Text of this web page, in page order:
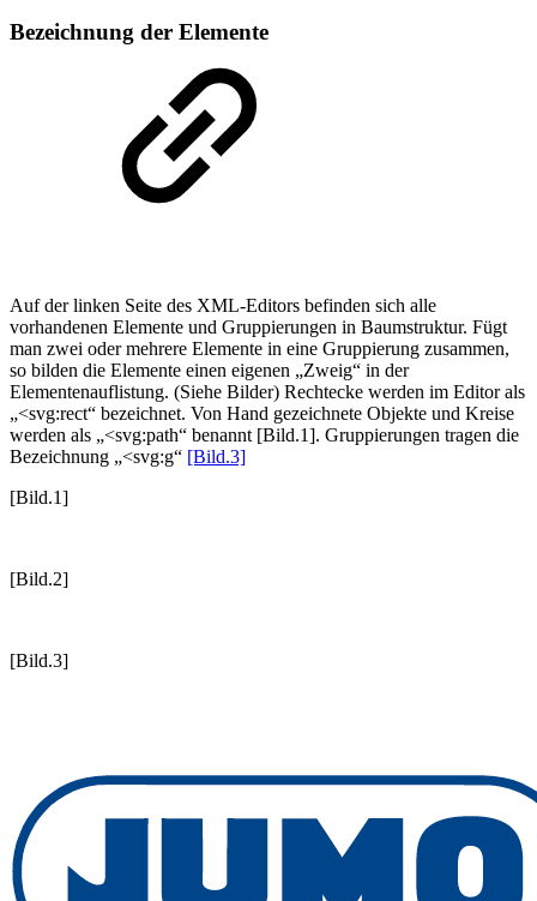
Bezeichnung der Elemente
Auf der linken Seite des XML-Editors befinden sich alle
vorhandenen Elemente und Gruppierungen in Baumstruktur. Fügt
man zwei oder mehrere Elemente in eine Gruppierung zusammen,
so bilden die Elemente einen eigenen „Zweig“ in der
Elementenauflistung. (Siehe Bilder) Rechtecke werden im Editor als
„<svg:rect“ bezeichnet. Von Hand gezeichnete Objekte und Kreise
werden als „<svg:path“ benannt [Bild.1]. Gruppierungen tragen die
Bezeichnung „<svg:g“ [Bild.3]
[Bild.1]
[Bild.2]
[Bild.3]